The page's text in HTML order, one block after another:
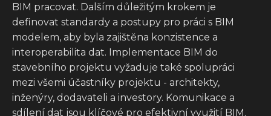
BIM pracovat. Dalším důležitým krokem je
definovat standardy a postupy pro práci s BIM
modelem, aby byla zajištěna konzistence a
interoperabilita dat. Implementace BIM do
stavebního projektu vyžaduje také spolupráci
mezi všemi účastníky projektu - architekty,
inženýry, dodavateli a investory. Komunikace a
sdílení dat jsou klíčové pro efektivní využití BIM.